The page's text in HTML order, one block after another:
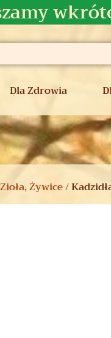
Dla Zdrowia
Żywice/